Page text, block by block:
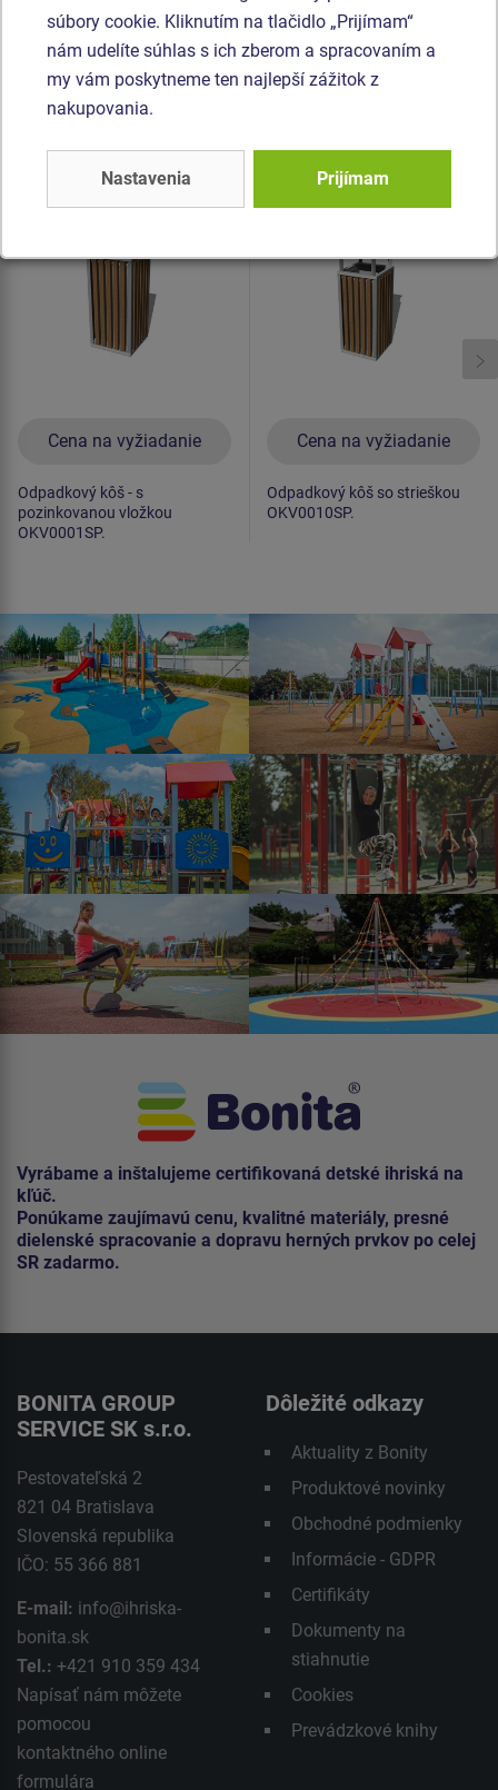
Podobnýtovar
Odpadkový kôš
OKV0001SP
Cena na vyžiadanie
Odpadkový kôš - s
pozinkovanou vložkou
OKV0001SP.
Odpadkový kôš so
Cena na vyžiadanie
Odpadkový kôš so strieškou
OKV0010SP.
Vyrábame a inštalujeme certifikovaná detské ihriská na
kľúč.
Ponúkame zaujímavú cenu, kvalitné materiály, presné
dielenské spracovanie a dopravu herných prvkov po celej
SR zadarmo.
BONITA GROUP
SERVICE SK s.r.o.
Pestovateľská 2
821 04 Bratislava
Slovenská republika
IČO: 55 366 881
E-mail: info@ihriska-
bonita.sk
Tel.: +421 910 359 434
Napísať nám môžete
pomocou
kontaktného online
formulára
Dôležité odkazy
Aktuality z Bonity
Produktové novinky
Obchodné podmienky
Informácie - GDPR
Certifikáty
Dokumenty na
stiahnutie
Cookies
Prevádzkové knihy
súbory cookie. Kliknutím na tlačidlo „Prijímam“
nám udelíte súhlas s ich zberom a spracovaním a
my vám poskytneme ten najlepší zážitok z
nakupovania.
Nastavenia Prijímam